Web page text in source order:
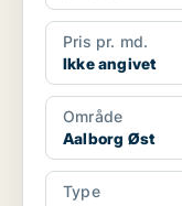
Pris pr. md.
Ikke angivet
Område
Aalborg Øst
Type